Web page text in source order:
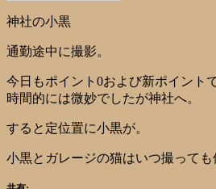
神社の小黒
通勤途中に撮影。
今日もポイント0および新ポイント
時間的には微妙でしたが神社へ。
すると定位置に小黒が。
小黒とガレージの猫はいつ撮って